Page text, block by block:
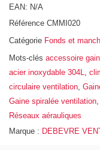
inoxydable
304L,
diamètre
200
EAN: N/A
Référence CMMI020
Catégorie Fonds et
Mots-clés accessoire
acier inoxydable 304L
circulaire ventilation
Gaine spiralée ventilation
Réseaux aérauliques
Marque : DEBEVRE